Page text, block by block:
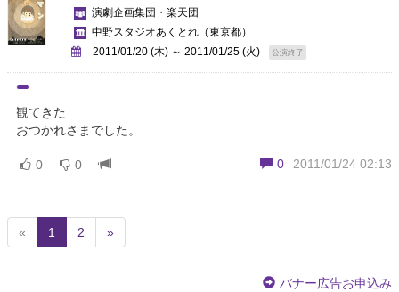
演劇企画集団・楽天団
中野スタジオあくとれ （東京都）
2011/01/20 (木) ～ 2011/01/25 (火)
公演終了
観てきた
おつかれさまでした。
0 2011/01/24 02:13
0 0
« 1
c
2 »
バナー広告お申込み